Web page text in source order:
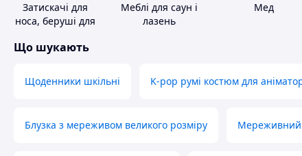
Затискачі для
носа, беруші для
Меблі для саун і
лазень
Мед
Що шукають
Щоденники шкільні K-pop румі костюм для
Блузка з мереживом великого розміру Мереживний